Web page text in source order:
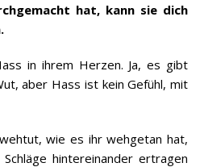
hat, kann sie dich
in ihrem Herzen. Ja, es gibt
aber Hass ist kein Gefühl, mit
wie es ihr wehgetan hat,
hintereinander ertragen